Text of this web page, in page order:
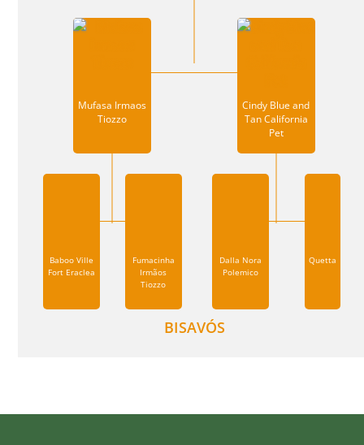
Mufasa Irmaos
Tiozzo
Cindy Blue and
Tan California
Pet
Baboo Ville
Fort Eraclea
Fumacinha
Irmãos
Tiozzo
Dalla Nora
Polemico
Quetta
BISAVÓS